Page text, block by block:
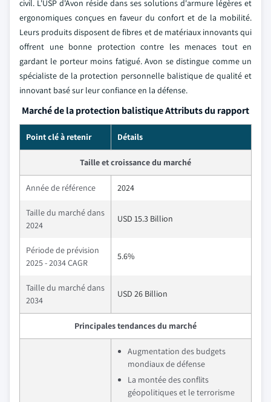
civil. L'USP d'Avon réside dans ses solutions d'armure légères et
ergonomiques conçues en faveur du confort et de la mobilité.
Leurs produits disposent de fibres et de matériaux innovants qui
offrent une bonne protection contre les menaces tout en
gardant le porteur moins fatigué. Avon se distingue comme un
spécialiste de la protection personnelle balistique de qualité et
innovant basé sur leur confiance en la défense.
Marché de la protection balistique Attributs du rapport
Point clé à retenir Détails
Taille et croissance du marché
Année de référence 2024
Taille du marché dans
2024
USD 15.3 Billion
Période de prévision
2025 - 2034 CAGR
5.6%
Taille du marché dans
2034
USD 26 Billion
Principales tendances du marché
Augmentation des budgets
mondiaux de défense
La montée des conflits
géopolitiques et le terrorisme